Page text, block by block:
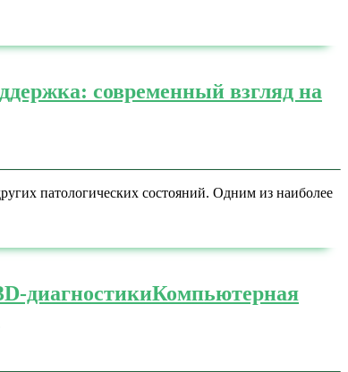
современный взгляд на
патологических состояний. Одним из наиболее
диагностикиКомпьютерная